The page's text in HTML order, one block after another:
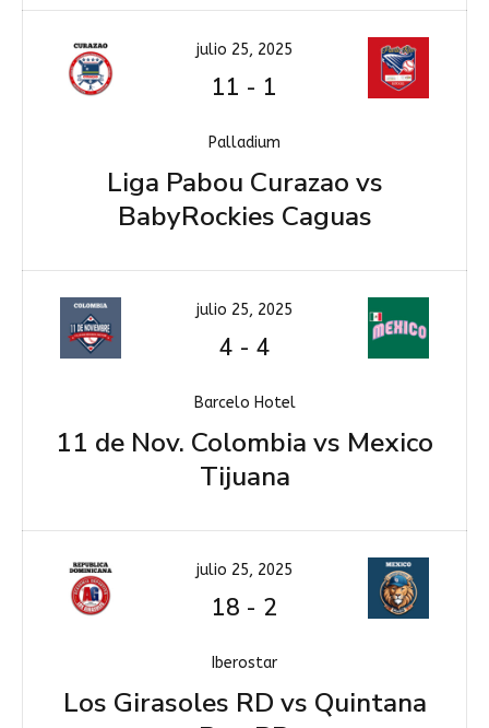
julio 25, 2025
11 - 1
Palladium
Liga Pabou Curazao vs
BabyRockies Caguas
julio 25, 2025
4 - 4
Barcelo Hotel
11 de Nov. Colombia vs Mexico
Tijuana
julio 25, 2025
18 - 2
Iberostar
Los Girasoles RD vs Quintana